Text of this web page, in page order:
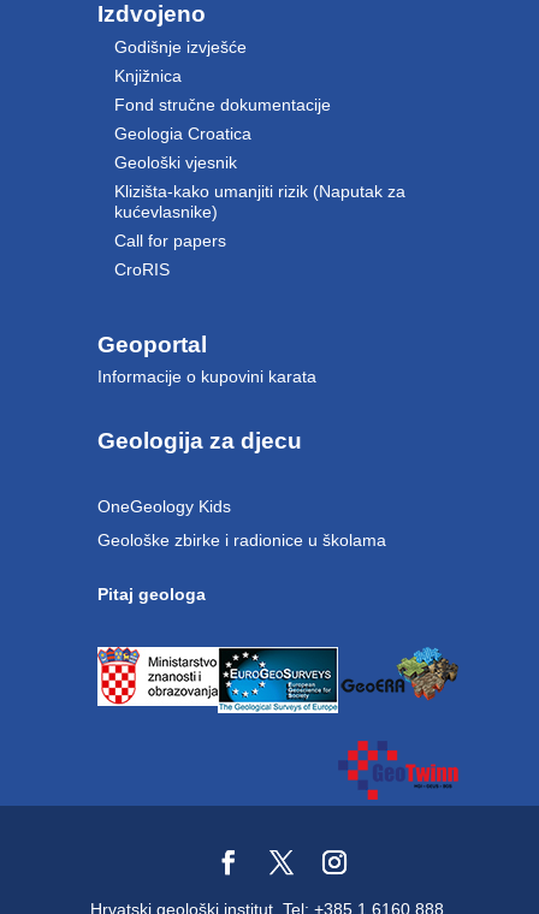
Izdvojeno
Godišnje izvješće
Knjižnica
Fond stručne dokumentacije
Geologia Croatica
Geološki vjesnik
Klizišta-kako umanjiti rizik (Naputak za
kućevlasnike)
Call for papers
CroRIS
Geoportal
Informacije o kupovini karata
Geologija za djecu
OneGeology Kids
Geološke zbirke i radionice u školama
Pitaj geologa
Hrvatski geološki institut, Tel: +385 1 6160 888,